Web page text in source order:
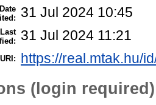
Date 31 Jul 2024 10:45
Last 31 Jul 2024 11:21
URI: https://real.mtak.hu/
(login required)